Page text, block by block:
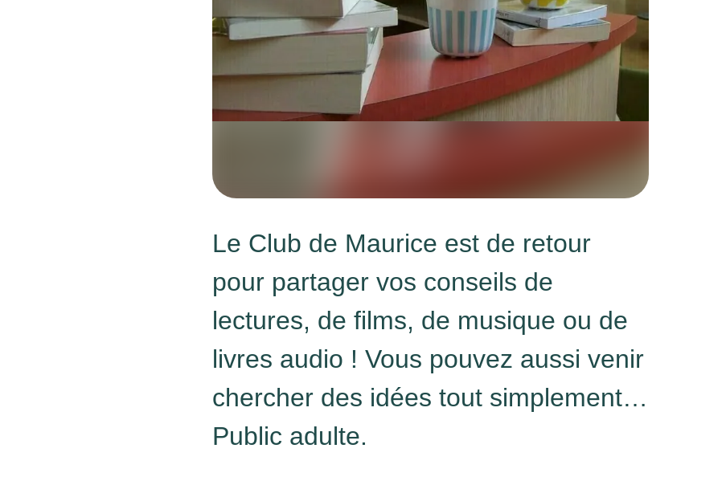
Le Club de Maurice est de retour
pour partager vos conseils de
lectures, de films, de musique ou de
livres audio ! Vous pouvez aussi venir
chercher des idées tout simplement…
Public adulte.